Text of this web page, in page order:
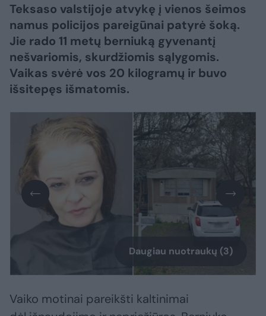
Teksaso valstijoje atvykę į vienos šeimos
namus policijos pareigūnai patyrė šoką.
Jie rado 11 metų berniuką gyvenantį
nešvariomis, skurdžiomis sąlygomis.
Vaikas svėrė vos 20 kilogramų ir buvo
išsitepęs išmatomis.
Daugiau nuotraukų (3)
Vaiko motinai pareikšti kaltinimai